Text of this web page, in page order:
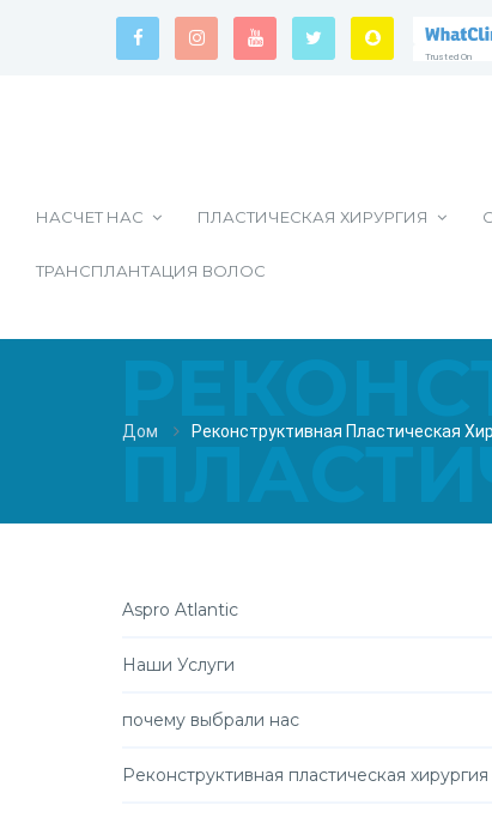
Trusted On
НАСЧЕТ НАС ПЛАСТИЧЕСКАЯ ХИРУРГИЯ
ТРАНСПЛАНТАЦИЯ ВОЛОС
Дом Реконструктивная Пластическая
Aspro Atlantic
Наши Услуги
почему выбрали нас
Реконструктивная пластическая хирургия